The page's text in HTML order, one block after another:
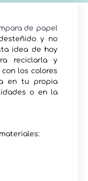
de papel
y no
idea de hoy
reciclarla y
los colores
en tu propia
o en la